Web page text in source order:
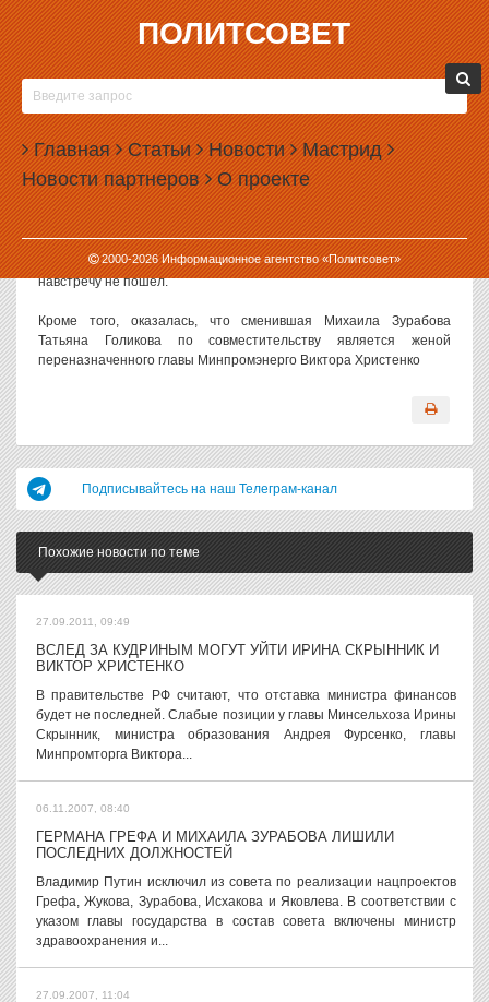
ПОЛИТСОВЕТ
Главная Статьи Новости Мастрид
Новости партнеров О проекте
2000-2026Информационное агентство «Политсовет»
25.09.2007, 07:21
ПРЕЗИДЕНТ НЕ ПРОТИВ РОДСТВЕННЫХ
КЛАНОВ В ПРАВИТЕЛЬСТВЕ
Владимир Путин не удовлетворил прошение об отставке,
которое подавал министр обороны Анатолий Сердюков.
Напомним, главный военный России является зятем нового
российского премьера Виктора Зубкова. В соответствии с
законом он подал прошение об отставке, однако президент ему
навстречу не пошел.
Кроме того, оказалась, что сменившая Михаила Зурабова
Татьяна Голикова по совместительству является женой
переназначенного главы Минпромэнерго Виктора Христенко
Подписывайтесь на наш Телеграм-канал
Похожие новости по теме
27.09.2011, 09:49
ВСЛЕД ЗА КУДРИНЫМ МОГУТ УЙТИ ИРИНА СКРЫННИК И
ВИКТОР ХРИСТЕНКО
В правительстве РФ считают, что отставка министра финансов
будет не последней. Слабые позиции у главы Минсельхоза Ирины
Скрынник, министра образования Андрея Фурсенко, главы
Минпромторга Виктора...
06.11.2007, 08:40
ГЕРМАНА ГРЕФА И МИХАИЛА ЗУРАБОВА ЛИШИЛИ
ПОСЛЕДНИХ ДОЛЖНОСТЕЙ
Владимир Путин исключил из совета по реализации нацпроектов
Грефа, Жукова, Зурабова, Исхакова и Яковлева. В соответствии с
указом главы государства в состав совета включены министр
здравоохранения и...
27.09.2007, 11:04